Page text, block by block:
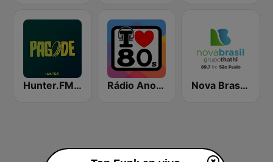
Hunter.FM - Pagode Rádio Anos 80 Nova Brasil 89.7 SP